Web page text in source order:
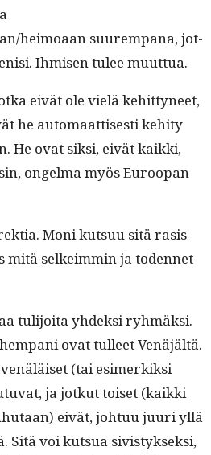
heimoaan suurem­pana, jot­
Ihmisen tulee muuttua.
eivät ole vielä kehit­tyneet,
he automaat­tis­es­ti kehi­ty
He ovat sik­si, eivät kaik­ki,
ongel­ma myös Euroopan
Moni kut­suu sitä rasis­
mitä selkeim­min ja toden­net­
tuli­joi­ta yhdek­si ryh­mäk­si.
ovat tulleet Venäjältä.
(tai esimerkik­si
ja jotkut toiset (kaik­ki
eivät, johtuu juuri yllä
Sitä voi kut­sua sivistyk­sek­si,